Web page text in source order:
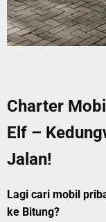
Charter
Elf –
Jalan!
Lagi cari mobil
ke Bitung?